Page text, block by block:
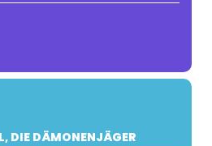
DIE DÄMONENJÄGER